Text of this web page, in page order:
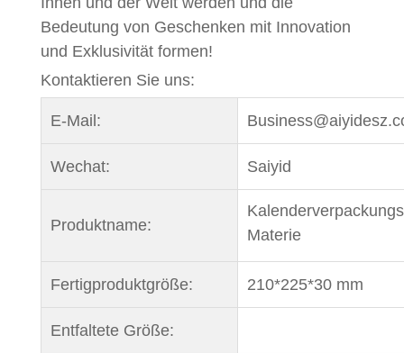
Bedeutung von Geschenken mit Innovation
und Exklusivität formen!
Kontaktieren Sie uns:
E-Mail:
Wechat: Saiyid
Produktname:
Materie
Fertigproduktgröße: 210*225*30 mm
Entfaltete Größe: